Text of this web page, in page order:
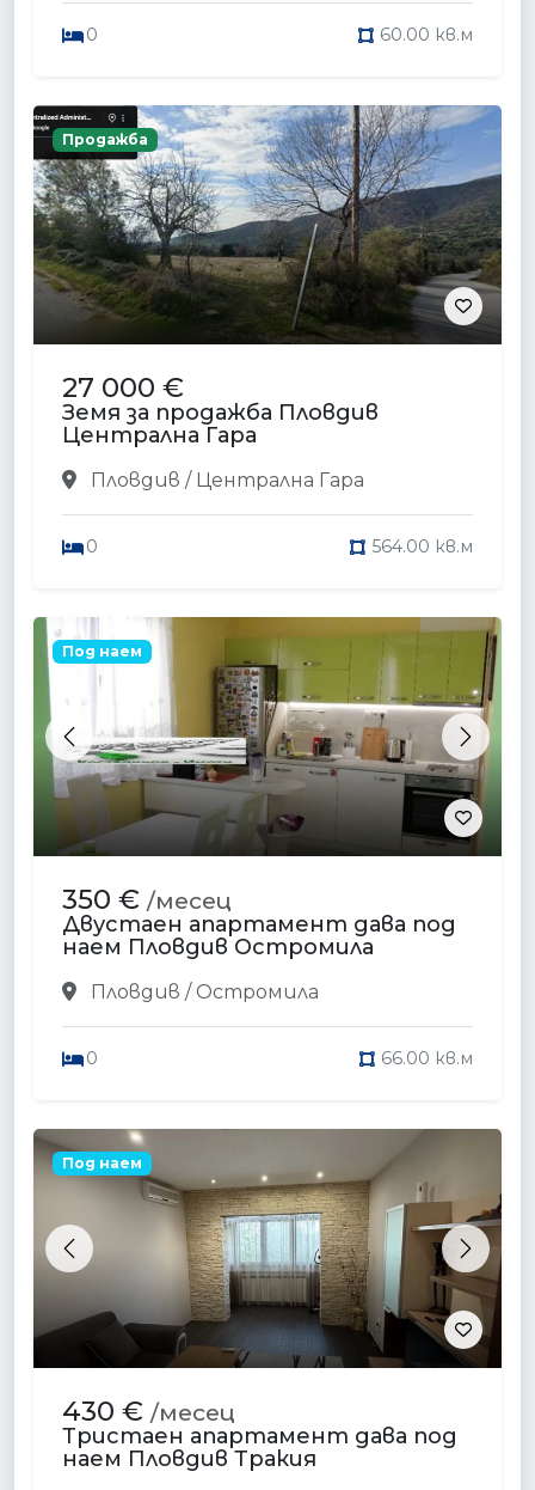
0 60.00 кв.м
Продажба
27 000 €
Земя за продажба Пловдив
Централна Гара
Пловдив / Централна Гара
0 564.00 кв.м
Previous Next
Под наем
350 € /месец
Двустаен апартамент дава под
наем Пловдив Остромила
Пловдив / Остромила
0 66.00 кв.м
Previous Next
Под наем
430 € /месец
Тристаен апартамент дава под
наем Пловдив Тракия